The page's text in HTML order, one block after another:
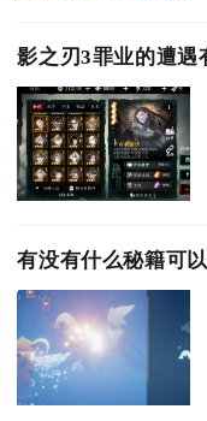
影之刃3罪业的遭遇
有没有什么秘籍可